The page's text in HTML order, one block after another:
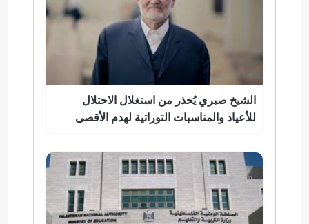
الشيخ صبري يُحذر من استغلال الاحتلال
للأعياد والمناسبات التوراتية لهدم الأقصى